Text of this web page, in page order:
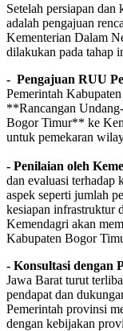
Setelah persiapan dan
adalah pengajuan
Kementerian Dalam
dilakukan pada tahap
- Pengajuan RUU
Pemerintah
**Rancangan
Bogor Timur** ke
untuk pemekaran
- Penilaian oleh
dan evaluasi terhadap
aspek seperti jumlah
kesiapan infrastruktur
Kemendagri akan
Kabupaten Bogor
- Konsultasi dengan
Jawa Barat turut
pendapat dan
Pemerintah provinsi
dengan kebijakan